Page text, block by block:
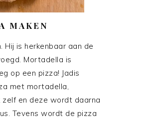
MAKEN
is herkenbaar aan de
Mortadella is
op een pizza! Jadis
met mortadella,
zelf en deze wordt daarna
Tevens wordt de pizza